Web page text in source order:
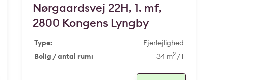
Nørgaardsvej 22H, 1. mf,
2800 Kongens Lyngby
Type:
Ejerlejlighed
Bolig / antal rum:
34 m2 / 1